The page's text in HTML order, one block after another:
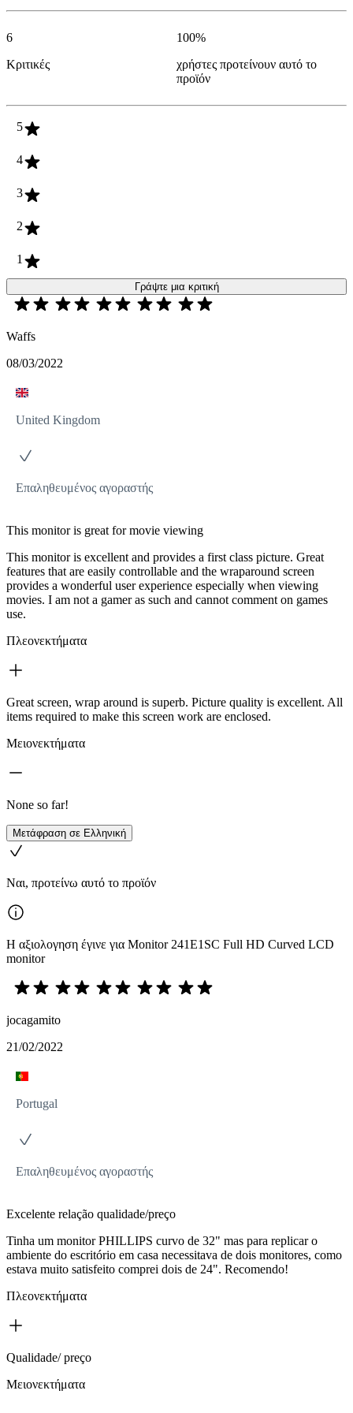
6
Κριτικές
100%
χρήστες προτείνουν αυτό το
προϊόν
5
4
3
2
1
Γράψτε μια κριτική
Waffs
08/03/2022
United Kingdom
Επαληθευμένος αγοραστής
This monitor is great for movie viewing
This monitor is excellent and provides a first class picture. Great
features that are easily controllable and the wraparound screen
provides a wonderful user experience especially when viewing
movies. I am not a gamer as such and cannot comment on games
use.
Πλεονεκτήματα
Great screen, wrap around is superb. Picture quality is excellent. All
items required to make this screen work are enclosed.
Μειονεκτήματα
None so far!
Μετάφραση σε Ελληνική
Ναι, προτείνω αυτό το προϊόν
Η αξιολογηση έγινε για Monitor 241E1SC Full HD Curved LCD
monitor
jocagamito
21/02/2022
Portugal
Επαληθευμένος αγοραστής
Excelente relação qualidade/preço
Tinha um monitor PHILLIPS curvo de 32" mas para replicar o
ambiente do escritório em casa necessitava de dois monitores, como
estava muito satisfeito comprei dois de 24". Recomendo!
Πλεονεκτήματα
Qualidade/ preço
Μειονεκτήματα